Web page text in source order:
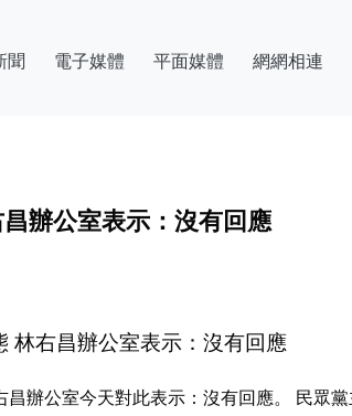
聞 電子媒體 平面媒體 網網相連
辦公室表示：沒有回應
林右昌辦公室表示：沒有回應
辦公室今天對此表示：沒有回應。 民眾